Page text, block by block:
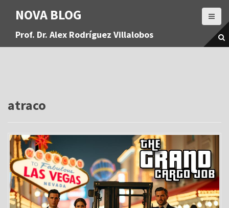
a
NOVA BLOG
Prof. Dr. Alex Rodríguez Villalobos
atraco